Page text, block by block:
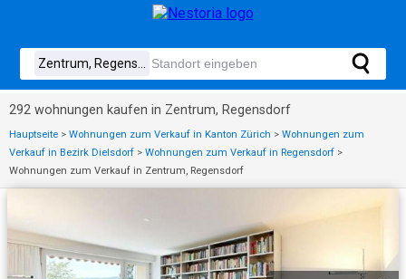
292 wohnungen kaufen in Zentrum, Regensdorf
Hauptseite > Wohnungen zum Verkauf in Kanton Zürich > Wohnungen zum
Verkauf in Bezirk Dielsdorf > Wohnungen zum Verkauf in Regensdorf >
Wohnungen zum Verkauf in Zentrum, Regensdorf